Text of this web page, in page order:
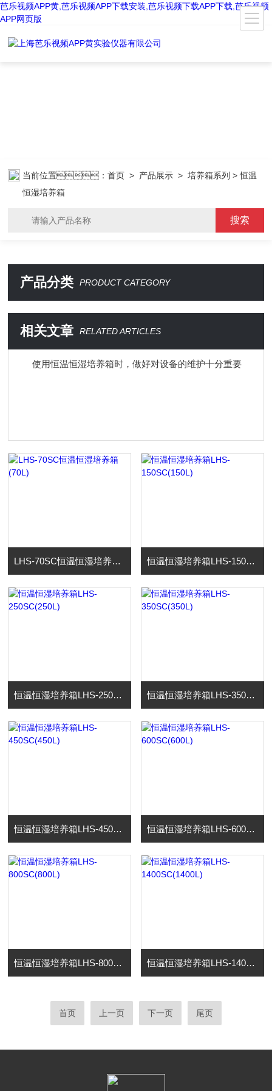
芭乐视频APP黄,芭乐视频APP下载安装,芭乐视频下载APP下载,芭乐视频
APP网页版
当前位置：首页 > 产品展示 >培养箱系列 > 恒温
恒湿培养箱
产品分类 PRODUCT CATEGORY
相关文章 RELATED ARTICLES
使用恒温恒湿培养箱时，做好对设备的维护十分重要
LHS-70SC恒温恒湿培养箱(70L) 恒温恒湿培养箱LHS-150SC(150L)
恒温恒湿培养箱LHS-250SC(250L) 恒温恒湿培养箱LHS-350SC(350L)
恒温恒湿培养箱LHS-450SC(450L) 恒温恒湿培养箱LHS-600SC(600L)
恒温恒湿培养箱LHS-800SC(800L) 恒温恒湿培养箱LHS-1400SC(1400L)
首页 上一页 下一页 尾页